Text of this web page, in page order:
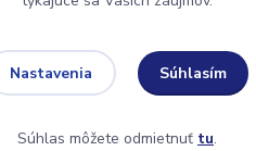
Nastavenia Súhlasím
Súhlas môžete odmietnuť tu.